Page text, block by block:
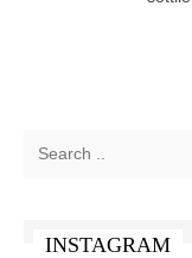
INSTAGRAM